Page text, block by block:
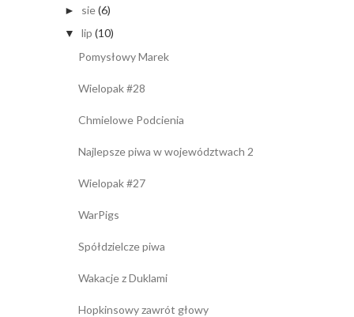
► sie(6)
▼ lip (10)
Pomysłowy Marek
Wielopak #28
Chmielowe Podcienia
Najlepsze piwa w województwach 2
Wielopak #27
WarPigs
Spółdzielcze piwa
Wakacje z Duklami
Hopkinsowy zawrót głowy